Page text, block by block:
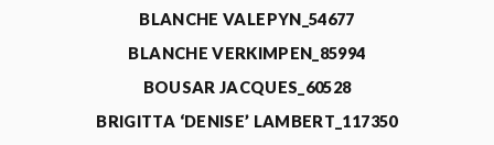
BLANCHE VALEPYN_54677
BLANCHE VERKIMPEN_85994
BOUSAR JACQUES_60528
BRIGITTA ‘DENISE’ LAMBERT_117350